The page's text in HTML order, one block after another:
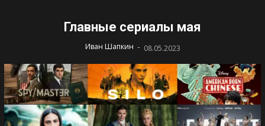
Главные сериалы мая
Иван Шапкин - 08.05.2023